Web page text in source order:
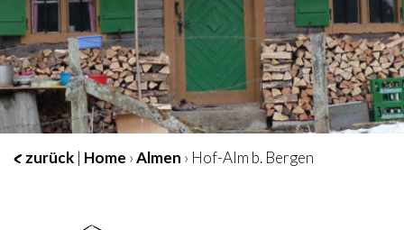
zurück | Home ›Almen › Hof-Alm b. Bergen